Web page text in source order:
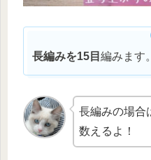
長編みを15目 編みます。
長編みの場合
数えるよ！